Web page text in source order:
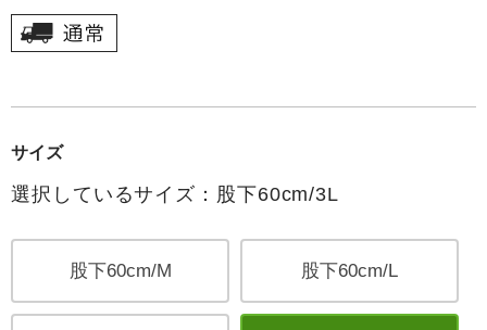
サイズ
選択しているサイズ：股下60cm/3L
股下60cm/M 股下60cm/L